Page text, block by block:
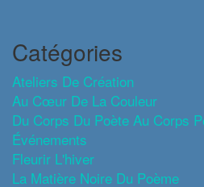
Catégories
Ateliers De Création
Au Cœur De La Couleur
Du Corps Du Poète Au Corps
Événements
Fleurir L'hiver
La Matière Noire Du Poème